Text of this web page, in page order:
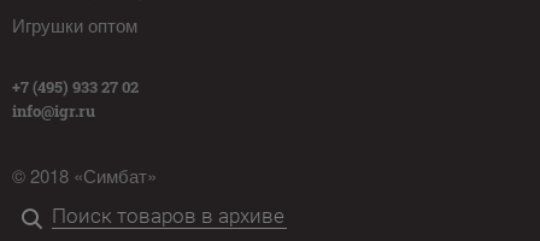
Игрушки оптом
+7 (495) 933 27 02
info@igr.ru
© 2018 «Симбат»